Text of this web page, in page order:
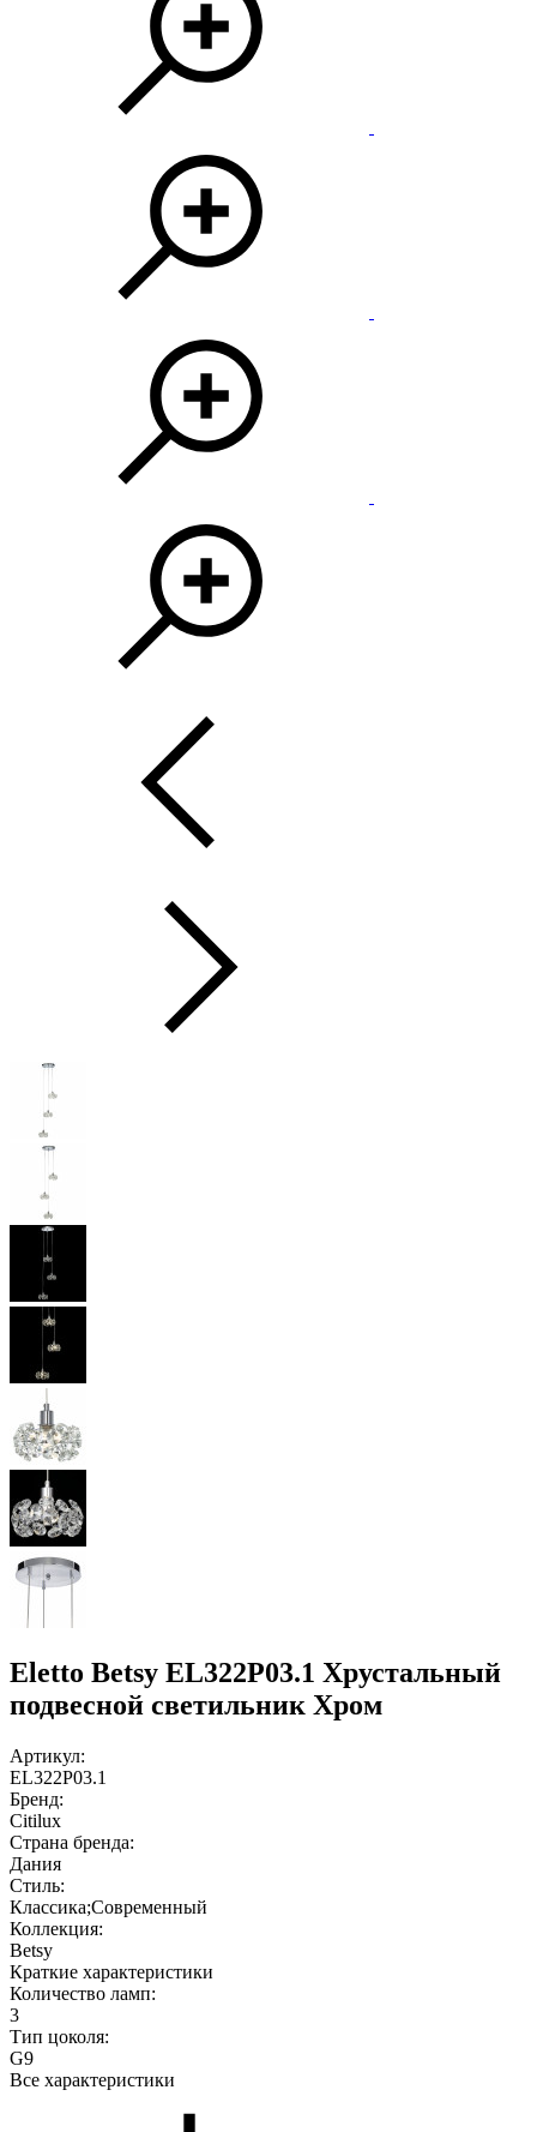
Eletto Betsy EL322P03.1 Хрустальный
подвесной светильник Хром
Артикул:
EL322P03.1
Бренд:
Citilux
Страна бренда:
Дания
Стиль:
Классика;Современный
Коллекция:
Betsy
Краткие характеристики
Количество ламп:
3
Тип цоколя:
G9
Все характеристики